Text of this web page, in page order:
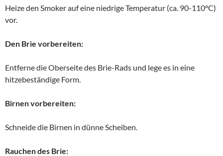
Heize den Smoker auf eine niedrige Temperatur (ca. 90-110°C)
vor.
Den Brie vorbereiten:
Entferne die Oberseite des Brie-Rads und lege es in eine
hitzebeständige Form.
Birnen vorbereiten:
Schneide die Birnen in dünne Scheiben.
Rauchen des Brie: